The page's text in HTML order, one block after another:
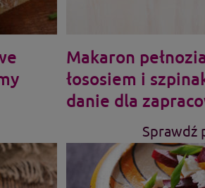
Makaron
łososiem i
danie dla
Sprawdź